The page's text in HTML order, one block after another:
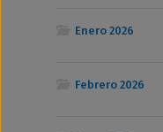
Enero 2026
Febrero 2026